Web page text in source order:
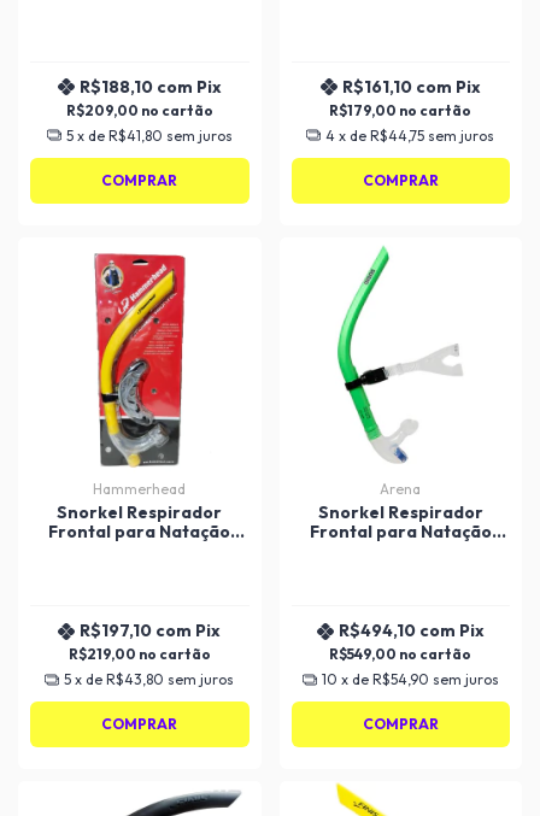
R$209,00
R$188,10 com Pix
5 x de R$41,80 sem juros
COMPRAR
R$179,00
R$161,10 com Pix
4 x deR$44,75 sem juros
COMPRAR
Hammerhead
Snorkel Respirador
Frontal para Natação
R$219,00
R$197,10 com Pix
5 x deR$43,80 sem juros
COMPRAR
Arena
Snorkel Respirador
Frontal para Natação
R$549,00
R$494,10 com Pix
10 x de R$54,90 sem juros
COMPRAR